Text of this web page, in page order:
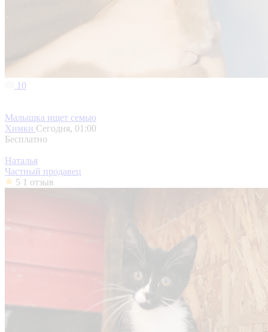
10
Малышка ищет семью
Химки Сегодня, 01:00
Бесплатно
Наталья
Частный продавец
5 1 отзыв